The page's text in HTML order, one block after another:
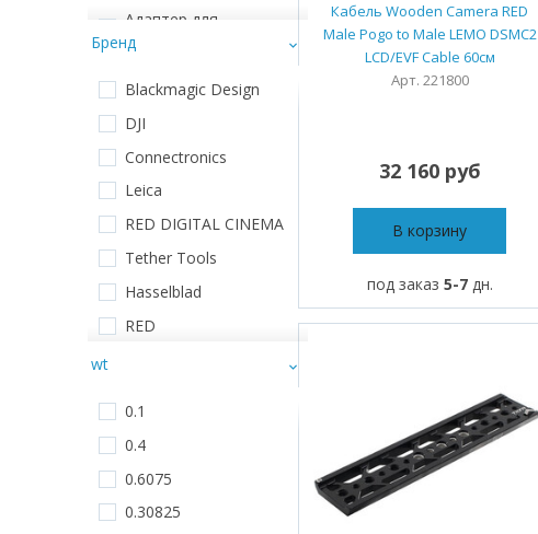
Кабель Wooden Camera RED
Male Pogo to Male LEMO DSMC2
LCD/EVF Cable 60см
Арт. 221800
32 160 руб
В корзину
под заказ 5-7дн.
Адаптер для
Адаптер для объектива
Видоискатель
Разветвитель
Монитор
Фильтры
Направляющая
пластина
Рукоятка
Пластина монтажная
Беспроводная система
передачи видео
Заглушка
Опора
Бренд
Blackmagic Design
DJI
Connectronics
Leica
RED DIGITAL CINEMA
Tether Tools
Hasselblad
RED
wt
0.1
0.4
0.6075
0.30825